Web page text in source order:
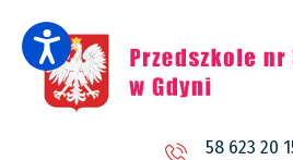
58 623 20